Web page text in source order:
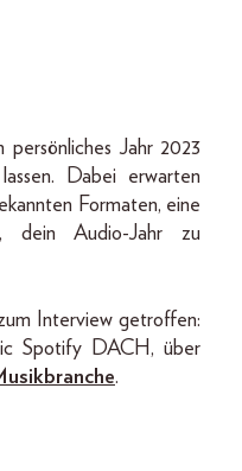
Jahr 2023
Dabei erwarten
Formaten, eine
dein Audio-Jahr zu
Interview getroffen:
Spotify DACH, über
.